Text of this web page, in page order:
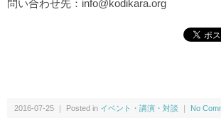
問い合わせ先：info@kodikara.org
2016-07-25 ｜ Posted in イベント・講演・対談 No